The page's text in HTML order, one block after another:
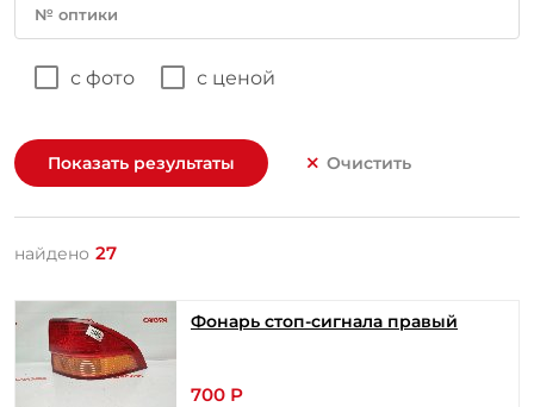
№ оптики
с фото с ценой
Показать результаты Очистить
найдено 27
Фонарь стоп-сигнала правый
700 Р